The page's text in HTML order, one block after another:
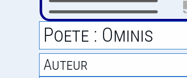
Poete : Ominis
Auteur